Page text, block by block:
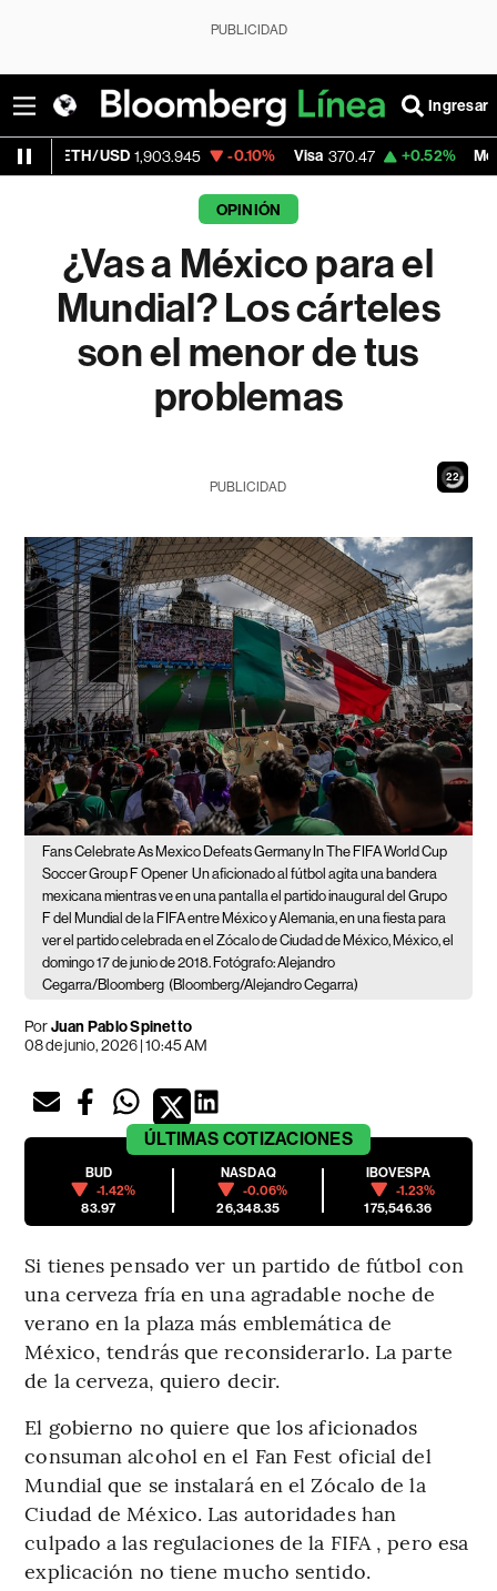
PUBLICIDAD
Ingresar
1,903.945 -0.10% Visa 370.47 +0.52% MercadoLibre
OPINIÓN
¿Vas a México para el
Mundial? Los cárteles
son el menor de tus
problemas
20
PUBLICIDAD
Fans Celebrate As Mexico Defeats Germany In The FIFA World Cup
Soccer Group F Opener Un aficionado al fútbol agita una bandera
mexicana mientras ve en una pantalla el partido inaugural del Grupo
F del Mundial de la FIFA entre México y Alemania, en una fiesta para
ver el partido celebrada en el Zócalo de Ciudad de México, México, el
domingo 17 de junio de 2018. Fotógrafo: Alejandro
Cegarra/Bloomberg (Bloomberg/Alejandro Cegarra)
PorJuan Pablo Spinetto
08 de junio, 2026 | 10:45 AM
ÚLTIMAS COTIZACIONES
BUD
-1.42%
83.97
NASDAQ
-0.06%
26,348.35
IBOVESPA
-1.23%
175,546.36
Si tienes pensado ver un partido de fútbol con
una cerveza fría en una agradable noche de
verano en la plaza más emblemática de
México, tendrás que reconsiderarlo. La parte
de la cerveza, quiero decir.
El gobierno no quiere que los aficionados
consuman alcohol en el Fan Fest oficial del
Mundial que se instalará en el Zócalo de la
Ciudad de México. Las autoridades han
culpado a las regulaciones de la FIFA , pero esa
explicación no tiene mucho sentido.